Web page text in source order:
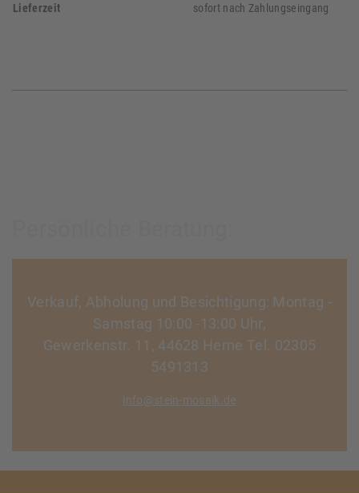
Lieferzeit sofort nach Zahlungseingang
Verkauf, Abholung und Besichtigung: Montag -
Samstag 10:00 -13:00 Uhr,
Gewerkenstr. 11, 44628 Herne Tel. 02305
5491313
info@stein-mosaik.de